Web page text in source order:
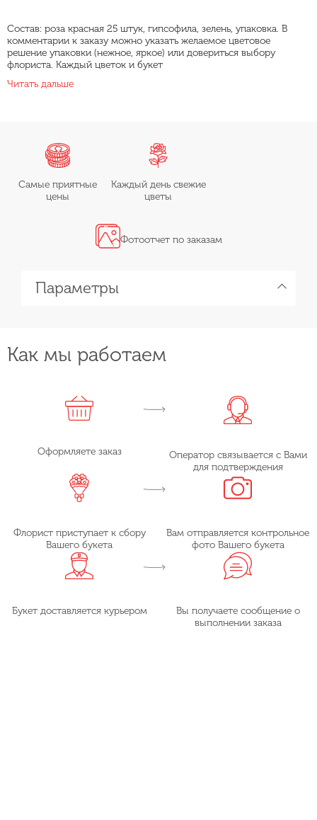
Состав: роза красная 25 штук, гипсофила, зелень, упаковка. В
комментарии к заказу можно указать желаемое цветовое
решение упаковки (нежное, яркое) или довериться выбору
флориста. Каждый цветок и букет
Читать дальше
Самые приятные
цены
Каждый день свежие
цветы
Фотоотчет по заказам
Параметры
Как мы работаем
Оформляете заказ
Оператор связывается с Вами
для подтверждения
Флорист приступает к сбору
Вашего букета
Вам отправляется контрольное
фото Вашего букета
Букет доставляется курьером
Вы получаете сообщение о
выполнении заказа